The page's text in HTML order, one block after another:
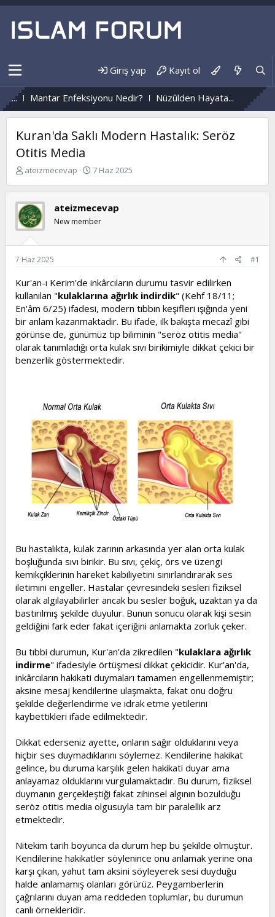
Giriş yap Kayıt ol
Mantar Enfeksiyonu Nedir? Nüzûlden Hayata...
Kuran'da Saklı Modern Hastalık: Seröz
Otitis Media
K
b
u
y
u
b
a
l
a
t
a
n
ateizmecevap
B
a
n
ı
a
i
h
i
7 Haz 2025
ateizmecevap
New member
7 Haz 2025 #1
Kur'an-ı Kerim'de inkârcıların durumu tasvir edilirken
kullanılan "kulaklarına ağırlık indirdik" (Kehf 18/11;
En'âm 6/25) ifadesi, modern tıbbın keşifleri ışığında yeni
bir anlam kazanmaktadır. Bu ifade, ilk bakışta mecazî gibi
görünse de, günümüz tıp biliminin "seröz otitis media"
olarak tanımladığı orta kulak sıvı birikimiyle dikkat çekici bir
benzerlik göstermektedir.
Bu hastalıkta, kulak zarının arkasında yer alan orta kulak
boşluğunda sıvı birikir. Bu sıvı, çekiç, örs ve üzengi
kemikçiklerinin hareket kabiliyetini sınırlandırarak ses
iletimini engeller. Hastalar çevresindeki sesleri fiziksel
olarak algılayabilirler ancak bu sesler boğuk, uzaktan ya da
bastırılmış şekilde duyulur. Bunun sonucu olarak kişi sesin
geldiğini fark eder fakat içeriğini anlamakta zorluk çeker.
Bu tıbbi durumun, Kur'an'da zikredilen "kulaklara ağırlık
indirme" ifadesiyle örtüşmesi dikkat çekicidir. Kur'an'da,
inkârcıların hakikati duymaları tamamen engellenmemiştir;
aksine mesaj kendilerine ulaşmakta, fakat onu doğru
şekilde değerlendirme ve idrak etme yetilerini
kaybettikleri ifade edilmektedir.
Dikkat ederseniz ayette, onların sağır olduklarını veya
hiçbir ses duymadıklarını söylemez. Kendilerine hakikat
gelince, bu duruma karşılık gelen hakikati duyar ama
anlayamaz olduklarını vurgulamaktadır. Bu durum, fiziksel
duymanın gerçekleştiği fakat zihinsel algının bozulduğu
seröz otitis media olgusuyla tam bir paralellik arz
etmektedir.
Nitekim tarih boyunca da durum hep bu şekilde olmuştur.
Kendilerine hakikatler söylenince onu anlamak yerine ona
karşı çıkan, yahut tam aksini söyleyerek sesi duyduğu
halde anlamamış olanları görürüz. Peygamberlerin
çağrılarını duyan ama reddeden toplumlar, bu durumun
canlı örnekleridir.